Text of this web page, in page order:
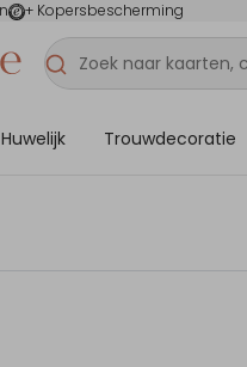
+ Kopersbescherming
Huwelijk Trouwdecoratie